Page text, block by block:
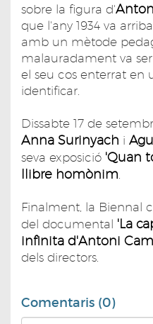
sobre la figura d'
que l'any 1934 va
amb un mètode
malauradament va ser
el seu cos enterrat en
identificar.
Dissabte 17 de
Anna Surinyach i
seva exposició 'Quan
llibre homònim
Finalment, la Biennal
del documental 'La
infinita d'Antoni
dels directors.
Comentaris (0)